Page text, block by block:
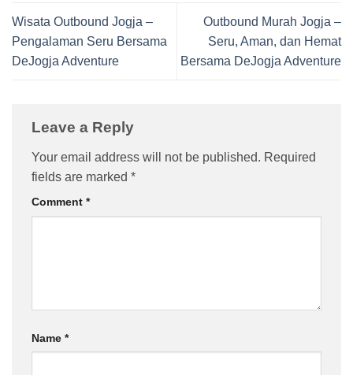
Wisata Outbound Jogja –
Pengalaman Seru Bersama
DeJogja Adventure
Outbound Murah Jogja –
Seru, Aman, dan Hemat
Bersama DeJogja Adventure
Leave a Reply
Your email address will not be published. Required
fields are marked *
Comment *
Name *